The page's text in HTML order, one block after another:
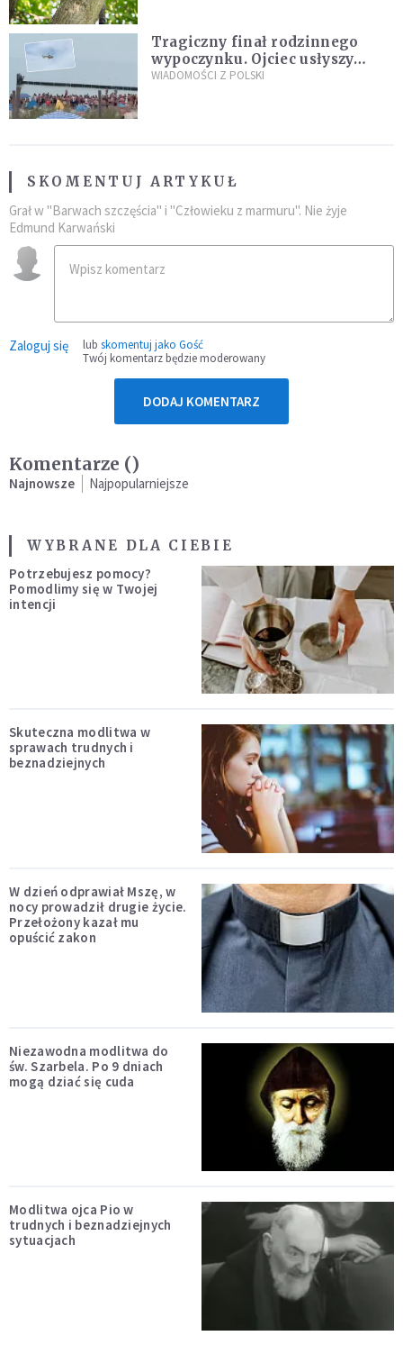
Tragiczny finał rodzinnego
wypoczynku. Ojciec usłyszy
zarzuty
WIADOMOŚCI Z POLSKI
SKOMENTUJ ARTYKUŁ
Grał w "Barwach szczęścia" i "Człowieku z marmuru". Nie żyje
Edmund Karwański
Zaloguj się lub skomentuj jako Gość
Twój komentarz będzie moderowany
DODAJ KOMENTARZ
Komentarze ()
Najnowsze Najpopularniejsze
WYBRANE DLA CIEBIE
Potrzebujesz pomocy?
Pomodlimy się w Twojej
intencji
Skuteczna modlitwa w
sprawach trudnych i
beznadziejnych
W dzień odprawiał Mszę, w
nocy prowadził drugie życie.
Przełożony kazał mu
opuścić zakon
Niezawodna modlitwa do
św. Szarbela. Po 9 dniach
mogą dziać się cuda
Modlitwa ojca Pio w
trudnych i beznadziejnych
sytuacjach